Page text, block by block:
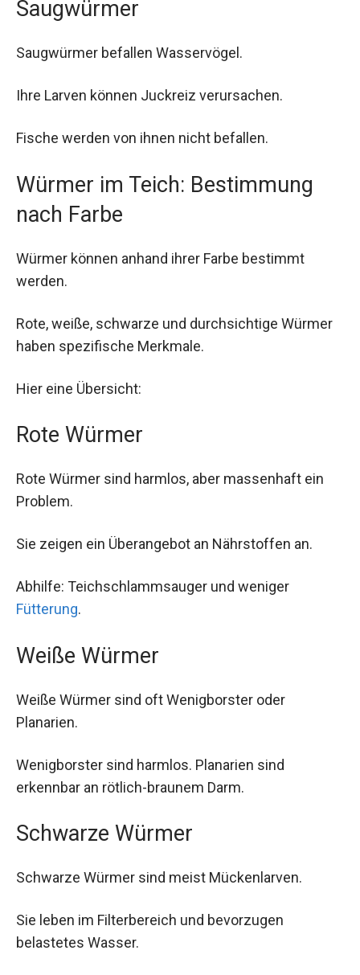
Saugwürmer
Saugwürmer befallen Wasservögel.
Ihre Larven können Juckreiz verursachen.
Fische werden von ihnen nicht befallen.
Würmer im Teich: Bestimmung
nach Farbe
Würmer können anhand ihrer Farbe bestimmt
werden.
Rote, weiße, schwarze und durchsichtige Würmer
haben spezifische Merkmale.
Hier eine Übersicht:
Rote Würmer
Rote Würmer sind harmlos, aber massenhaft ein
Problem.
Sie zeigen ein Überangebot an Nährstoffen an.
Abhilfe: Teichschlammsauger und weniger
Fütterung.
Weiße Würmer
Weiße Würmer sind oft Wenigborster oder
Planarien.
Wenigborster sind harmlos. Planarien sind
erkennbar an rötlich-braunem Darm.
Schwarze Würmer
Schwarze Würmer sind meist Mückenlarven.
Sie leben im Filterbereich und bevorzugen
belastetes Wasser.